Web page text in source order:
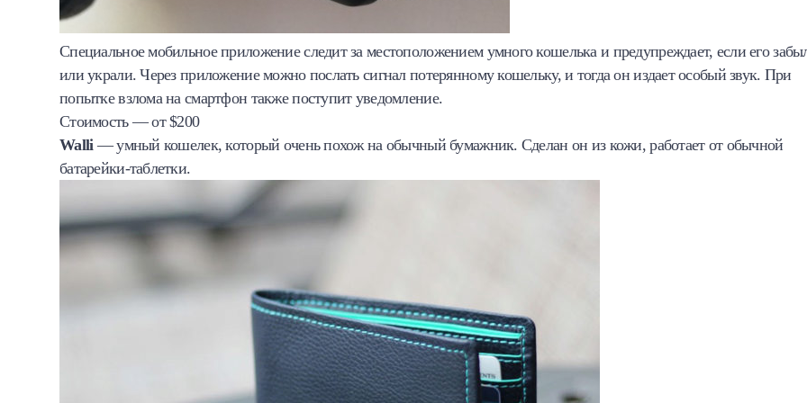
Специальное мобильное приложение следит за местоположением умного кошелька и предупреждает, если его
или украли. Через приложение можно послать сигнал потерянному кошельку, и тогда он издает особый звук. При
попытке взлома на смартфон также поступит уведомление.
Стоимость — от $200
Walli — умный кошелек, который очень похож на обычный бумажник. Сделан он из кожи, работает от обычной
батарейки-таблетки.